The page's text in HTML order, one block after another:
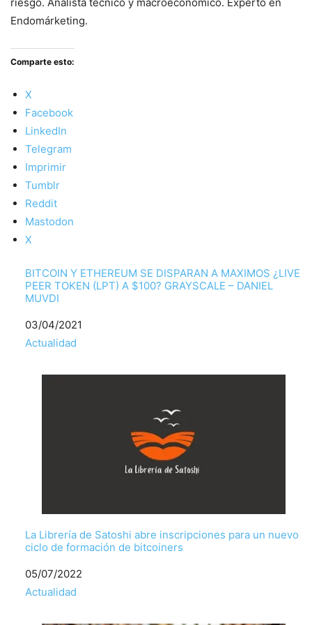
Endomárketing.
Comparte esto:
X
Facebook
LinkedIn
Telegram
Imprimir
Tumblr
Reddit
Mastodon
X
BITCOIN Y ETHEREUM SE DISPARAN A MAXIMOS ¿LIVE
PEER TOKEN (LPT) A $100? GRAYSCALE – DANIEL
MUVDI
Fecha
03/04/2021
Respecto a
Actualidad
La Librería de Satoshi abre inscripciones para un nuevo
ciclo de formación de bitcoiners
Fecha
05/07/2022
Respecto a
Actualidad